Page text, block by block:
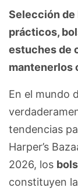
Selección de
prácticos,
estuches de
mantenerlos
En el mundo
tendencias
Harper’s
2026, los
constituyen